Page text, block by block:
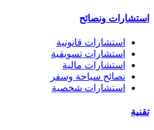
استشارات ونصائح
استشارات قانونية
استشارات تسويقية
استشارات مالية
نصائح سياحة وسفر
استشارات شخصية
تقنية